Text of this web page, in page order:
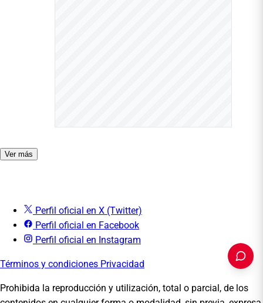
Ver más
Perfil oficial en X (Twitter)
Perfil oficial en Facebook
Perfil oficial en Instagram
Términos y condiciones Privacidad
Prohibida la reproducción y utilización, total o parcial, de los